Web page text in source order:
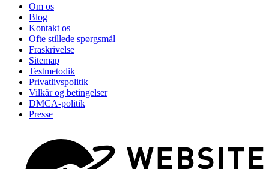
Om os
Blog
Kontakt os
Ofte stillede spørgsmål
Fraskrivelse
Sitemap
Testmetodik
Privatlivspolitik
Vilkår og betingelser
DMCA-politik
Presse